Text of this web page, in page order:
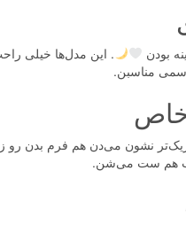
بودن
. این مدل‌ها خیلی
مناسبن.
خاص
نشون می‌دن هم فرم بدن رو
هم ست می‌شن.